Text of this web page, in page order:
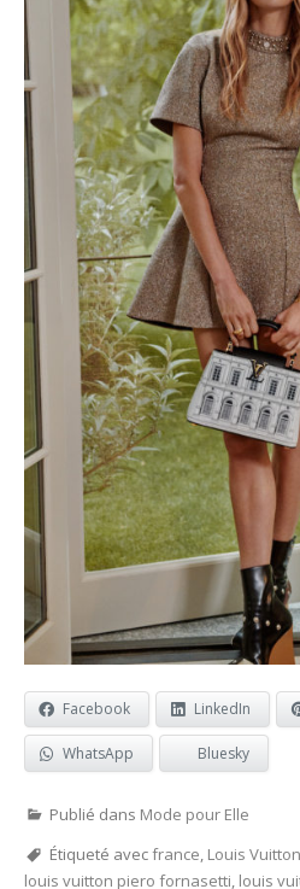
Facebook LinkedIn
WhatsApp Bluesky
Publié dans Mode pour Elle
Étiqueté avecfrance, Louis Vuitton
louis vuitton piero fornasetti, louis